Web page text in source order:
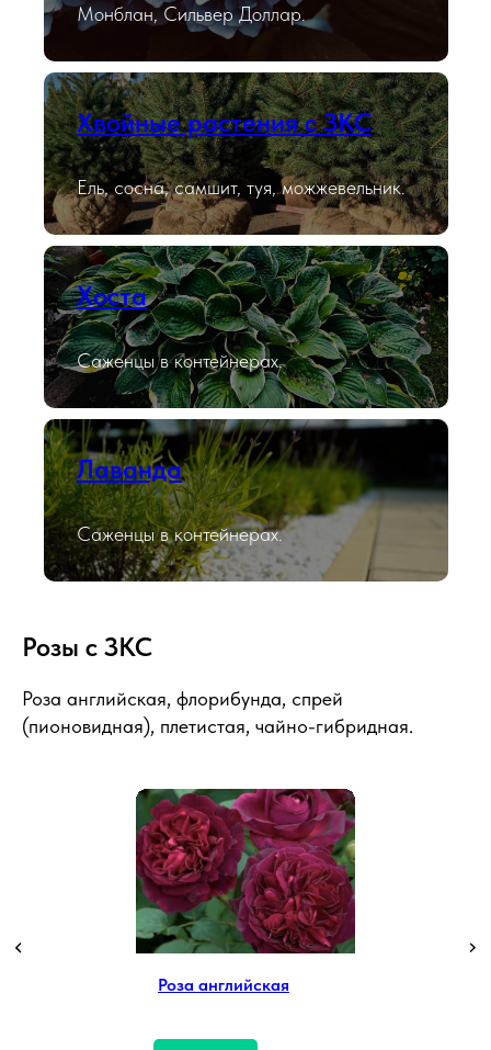
Монблан, Сильвер Доллар.
Хвойные растения с ЗКС
Ель, сосна, самшит, туя, можжевельник.
Хоста
Саженцы в контейнерах.
Лаванда
Саженцы в контейнерах.
Розы с ЗКС
Роза английская, флорибунда, спрей
(пионовидная), плетистая, чайно-гибридная.
Роза английская